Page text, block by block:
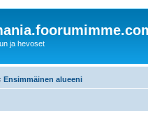
ja hevoset
Ensimmäinen alueeni